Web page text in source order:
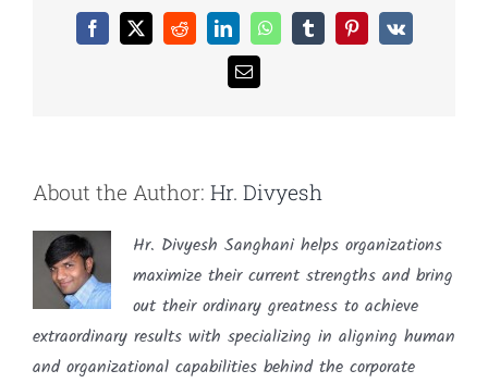
Facebook
X RedditLinkedInWhatsAppTumblrPinterest
Vk
Email
About the Author: Hr. Divyesh
Hr. Divyesh Sanghani helps organizations
maximize their current strengths and bring
out their ordinary greatness to achieve
extraordinary results with specializing in aligning human
and organizational capabilities behind the corporate